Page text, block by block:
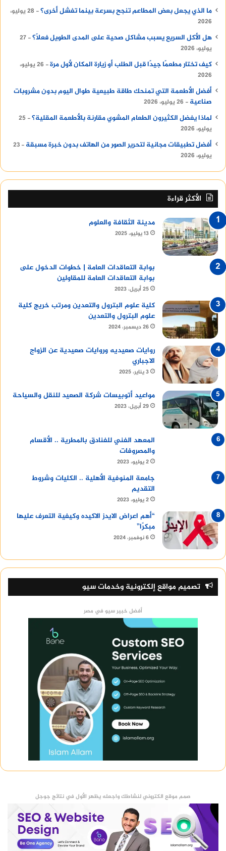
ما الذي يجعل بعض المطاعم تنجح بسرعة بينما تفشل أخرى؟
28 يوليو،
2026
هل الأكل السريع يسبب مشاكل صحية على المدى الطويل فعلًا؟ 27
يوليو، 2026
كيف تختار مطعمًا جيدًا قبل الطلب أو زيارة المكان لأول مرة
26 يوليو،
2026
أفضل الأطعمة التي تمنحك طاقة طبيعية طوال اليوم بدون مشروبات
صناعية
26 يوليو، 2026
لماذا يفضل الكثيرون الطعام المشوي مقارنة بالأطعمة المقلية؟
25
يوليو، 2026
أفضل تطبيقات مجانية لتحرير الصور من الهاتف بدون خبرة مسبقة
23
يوليو، 2026
الأكثر قراءة
مدينة الثقافة والعلوم
13 يوليو، 2025
بوابة التعاقدات العامة | خطوات الدخول على
بوابة التعاقدات العامة للمقاولين
25 أبريل، 2023
كلية علوم البترول والتعدين ومرتب خريج كلية
علوم البترول والتعدين
26 ديسمبر، 2024
روايات صعيديه وروايات صعيدية عن الزواج
الاجباري
3 يناير، 2025
مواعيد أتوبيسات شركة الصعيد للنقل والسياحة
29 أبريل، 2023
المعهد الفني للفنادق بالمطرية .. الأقسام
والمصروفات
2 يوليو، 2023
جامعة المنوفية الأهلية .. الكليات وشروط
التقديم
2 يوليو، 2023
“أهم اعراض الايدز الاكيده وكيفية التعرف عليها
مبكرًا”
6 نوفمبر، 2024
تصميم مواقع إلكترونية وخدمات سيو
أفضل خبير سيو في مصر
صمم موقع الكتروني لنشاطك واجعله يظهر الأول في نتائج جوجل